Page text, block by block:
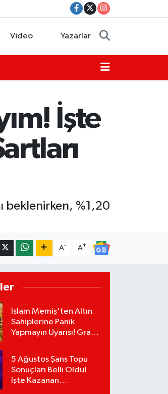
Video Yazarlar
İşte
beklenirken, %1,20
A- A+
İslam Memiş'ten Altın
Sahiplerine Panik
Yapmayın Uyarısı! Gram
5 Ağustos Şans Topu
Sonuçları Belli Oldu!
İşte Kazanan